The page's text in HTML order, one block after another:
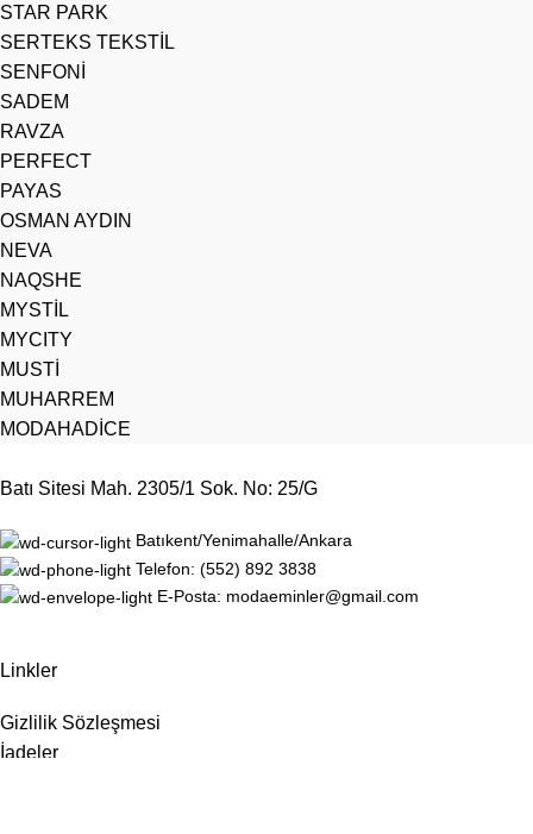
STAR PARK
SERTEKS TEKSTİL
SENFONİ
SADEM
RAVZA
PERFECT
PAYAS
OSMAN AYDIN
NEVA
NAQSHE
MYSTİL
MYCITY
MUSTİ
MUHARREM
MODAHADİCE
Batı Sitesi Mah. 2305/1 Sok. No: 25/G
Batıkent/Yenimahalle/Ankara
Telefon: (552) 892 3838
E-Posta: modaeminler@gmail.com
Linkler
Gizlilik Sözleşmesi
İadeler